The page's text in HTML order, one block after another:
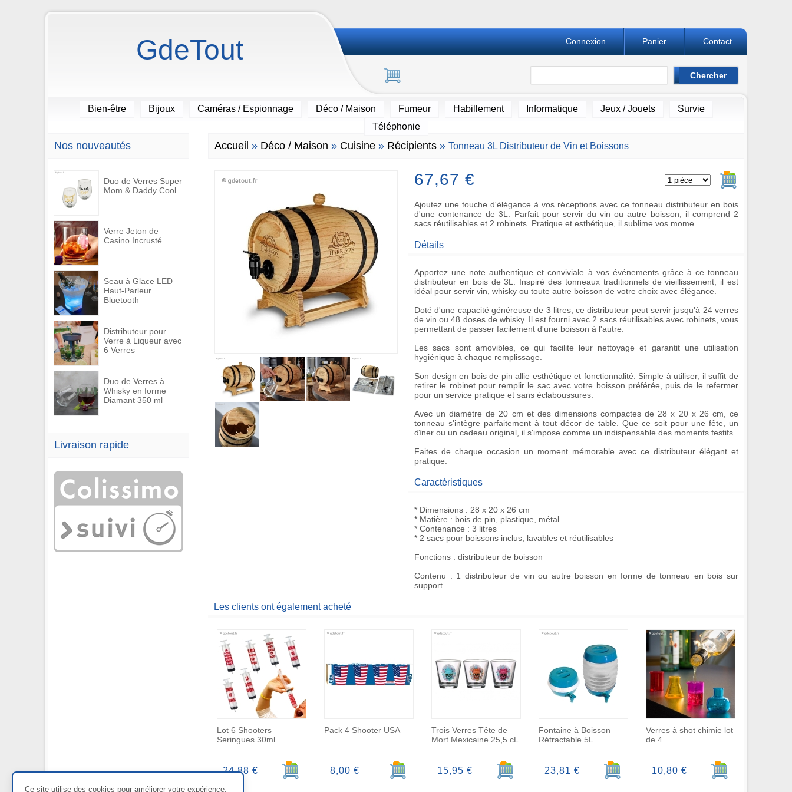
GdeTout Contact
Panier
Connexion
Bien-être Bijoux Caméras / Espionnage Déco / Maison Fumeur Habillement Informatique Jeux / Jouets
Survie
Téléphonie
Nos nouveautés
Duo de Verres Super
Mom & Daddy Cool
Verre Jeton de
Casino Incrusté
Seau à Glace LED
Haut-Parleur
Bluetooth
Distributeur pour
Verre à Liqueur avec
6 Verres
Duo de Verres à
Whisky en forme
Diamant 350 ml
Livraison rapide
Accueil » Déco / Maison » Cuisine » Récipients » Tonneau 3L Distributeur de Vin et Boissons
67,67 €
Ajoutez une touche d'élégance à vos réceptions avec ce tonneau distributeur en bois
d'une contenance de 3L. Parfait pour servir du vin ou autre boisson, il comprend 2
sacs réutilisables et 2 robinets. Pratique et esthétique, il sublime vos mome
Détails
Apportez une note authentique et conviviale à vos événements grâce à ce tonneau
distributeur en boisde 3L. Inspiré des tonneaux traditionnels de vieillissement, il est
idéal pour servir vin, whisky ou toute autre boisson de votre choix avec élégance.
Doté d'une capacité généreuse de 3 litres, ce distributeur peut servir jusqu'à 24 verres
de vin ou 48 doses de whisky. Il est fourni avec 2 sacs réutilisables avec robinets, vous
permettant de passer facilement d'une boisson à l'autre.
Les sacs sont amovibles, ce qui facilite leur nettoyage et garantit une utilisation
hygiénique à chaque remplissage.
Son design en bois de pin allie esthétique et fonctionnalité. Simple à utiliser, il suffit de
retirer le robinet pour remplir le sac avec votre boisson préférée, puis de le refermer
pour un service pratique et sans éclaboussures.
Avec un diamètre de 20 cm et des dimensions compactes de 28 x 20 x 26 cm, ce
tonneau s'intègre parfaitement à tout décor de table. Que ce soit pour une fête, un
dîner ou un cadeau original , il s'impose comme un indispensable des moments festifs.
Faites de chaque occasion un moment mémorable avec ce distributeur élégant et
pratique
Caractéristiques
* Dimensions : 28 x 20 x 26 cm
* Matière : bois de pin, plastique, métal
* Contenance : 3 litres
* 2 sacs pour boissons inclus, lavables et réutilisables
Fonctions : distributeur de boisson
Contenu : 1 distributeur de vin ou autre boisson en forme de tonneau en bois sur
support
Les clients ont également acheté
Lot 6 Shooters
Seringues 30ml
Ajouter au panier
24,88 €
Pack 4 Shooter USA
Ajouter au panier
8,00 €
Trois Verres Tête de
Mort Mexicaine 25,5 cL
Ajouter au panier
15,95 €
Fontaine à Boisson
Rétractable 5L
Ajouter au panier
23,81 €
Verres à shot chimie lot
de 4
Ajouter au panier
10,80 €
Ce site utilise des cookies pour améliorer votre expérience.